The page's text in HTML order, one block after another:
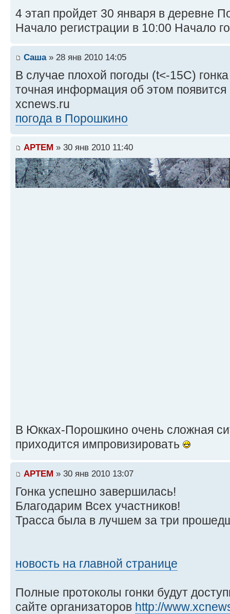
4 этап пройдет 30 января в деревне
Начало регистрации в 10:00 Начало
Саша» 28 янв 2010 14:05
В случае плохой погоды (t<-15С)
точная информация об этом
xcnews.ru
погода в Порошкино
APTEM » 30 янв 2010 11:40
В Юкках-Порошкино очень сложная
приходится импровизировать
APTEM » 30 янв 2010 13:07
Гонка успешно завершилась!
Благодарим Всех участников!
Трасса была в лучшем за три
новость на главной странице
Полные протоколы гонки будут
сайте организаторов http://